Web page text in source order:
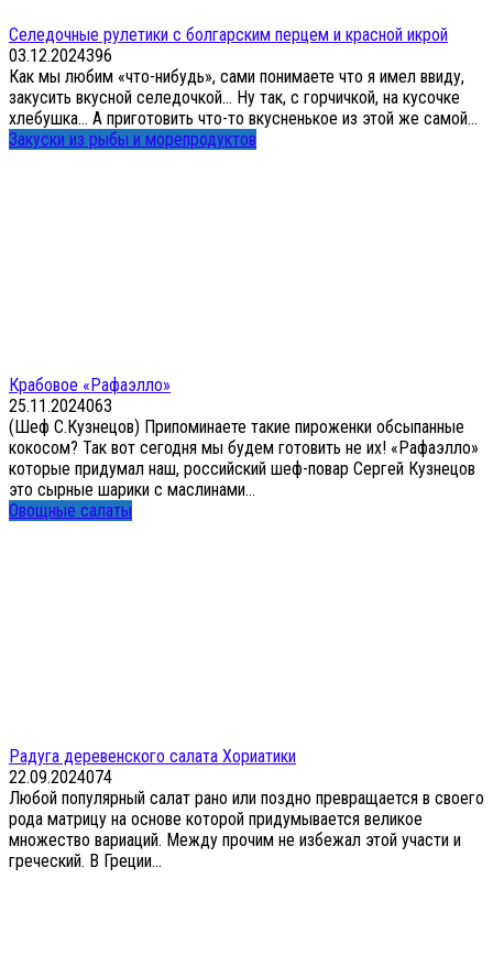
Селедочные рулетики с болгарским перцем и красной икрой
03.12.2024396
Как мы любим «что-нибудь», сами понимаете что я имел ввиду,
закусить вкусной селедочкой… Ну так, с горчичкой, на кусочке
хлебушка… А приготовить что-то вкусненькое из этой же самой...
Закуски из рыбы и морепродуктов
Крабовое «Рафаэлло»
25.11.2024063
(Шеф С.Кузнецов) Припоминаете такие пироженки обсыпанные
кокосом? Так вот сегодня мы будем готовить не их! «Рафаэлло»
которые придумал наш, российский шеф-повар Сергей Кузнецов
это сырные шарики с маслинами...
Овощные салаты
Радуга деревенского салата Хориатики
22.09.2024074
Любой популярный салат рано или поздно превращается в своего
рода матрицу на основе которой придумывается великое
множество вариаций. Между прочим не избежал этой участи и
греческий. В Греции...